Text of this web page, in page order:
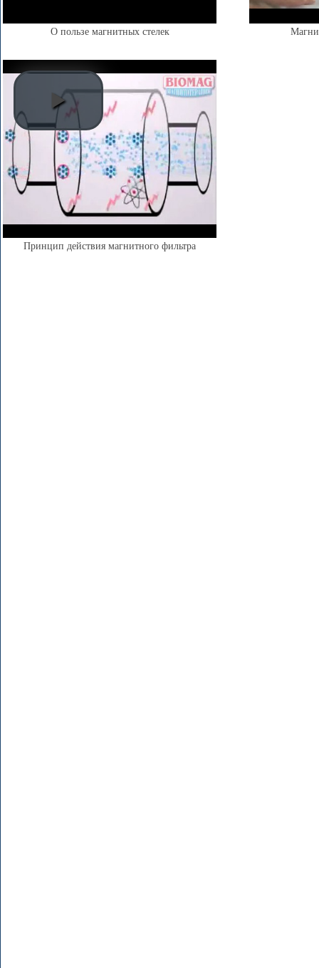
О пользе магнитных стелек
Принцип действия магнитного фильтра